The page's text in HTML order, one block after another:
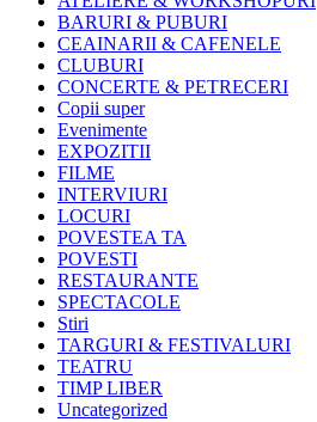
BARURI & PUBURI
CEAINARII & CAFENELE
CLUBURI
CONCERTE & PETRECERI
Copii super
Evenimente
EXPOZITII
FILME
INTERVIURI
LOCURI
POVESTEA TA
POVESTI
RESTAURANTE
SPECTACOLE
Stiri
TARGURI & FESTIVALURI
TEATRU
TIMP LIBER
Uncategorized